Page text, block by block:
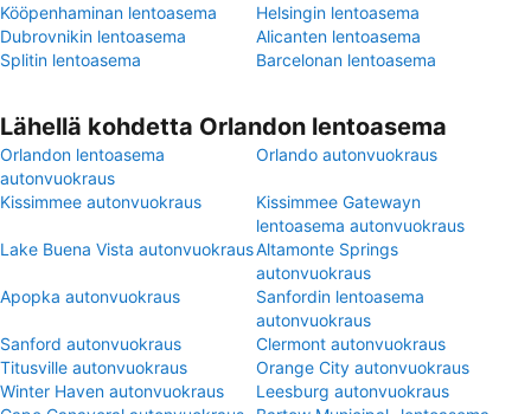
Kööpenhaminan lentoasema
Helsingin lentoasema
Dubrovnikin lentoasema
Alicanten lentoasema
Splitin lentoasema
Barcelonan lentoasema
Lähellä kohdetta Orlandon lentoasema
Orlandon lentoasema
autonvuokraus
Orlando autonvuokraus
Kissimmee autonvuokraus
Kissimmee Gatewayn
lentoasema autonvuokraus
Lake Buena Vista autonvuokrausAltamonte Springs
autonvuokraus
Apopka autonvuokraus
Sanfordin lentoasema
autonvuokraus
Sanford autonvuokraus
Clermont autonvuokraus
Titusville autonvuokraus
Orange City autonvuokraus
Winter Haven autonvuokraus
Leesburg autonvuokraus